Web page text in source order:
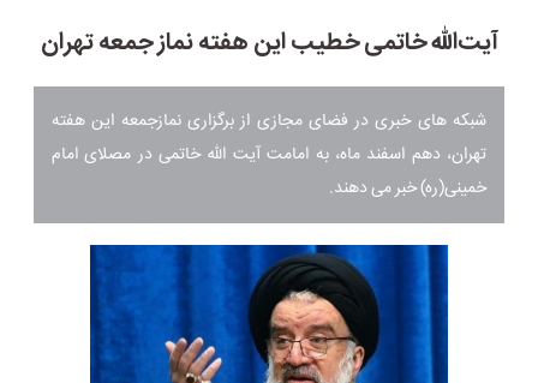
آیت‌الله خاتمی خطیب این هفته نماز جمعه تهران
شبکه های خبری در فضای مجازی از برگزاری نمازجمعه این هفته
تهران، دهم اسفند ماه، به امامت آیت الله خاتمی در مصلای امام
خمینی(ره) خبر می دهند.